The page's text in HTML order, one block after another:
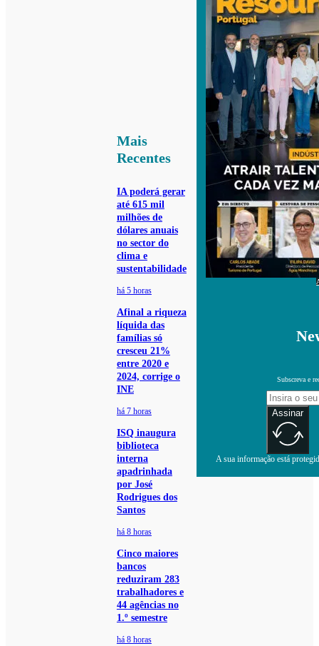
Mais
Recentes
IA poderá gerar
até 615 mil
milhões de
dólares anuais
no sector do
clima e
sustentabilidade
há 5 horas
Afinal a riqueza
líquida das
famílias só
cresceu 21%
entre 2020 e
2024, corrige o
INE
há 7 horas
ISQ inaugura
biblioteca
interna
apadrinhada
por José
Rodrigues dos
Santos
há 8 horas
Cinco maiores
bancos
reduziram 283
trabalhadores e
44 agências no
1.º semestre
há 8 horas
Subscreva e
Assinar
A sua informação está